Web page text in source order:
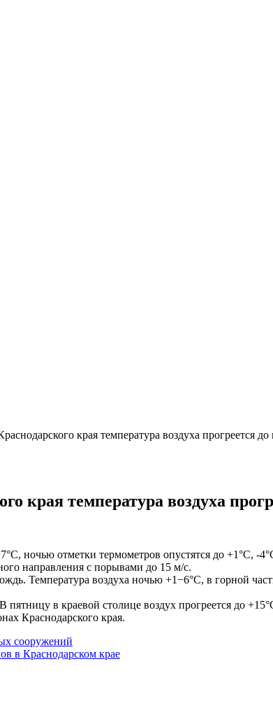
края температура воздуха прогреется
края температура воздуха
ночью отметки термометров опустятся до +1°С,
направления с порывами до 15 м/с.
Температура воздуха ночью +1−6°С, в горной
в краевой столице воздух прогреется до
Краснодарского края.
сооружений
в Краснодарском крае